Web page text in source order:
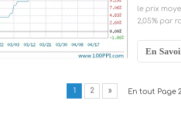
le prix
2,05% par
En
1 2 » En tout Page